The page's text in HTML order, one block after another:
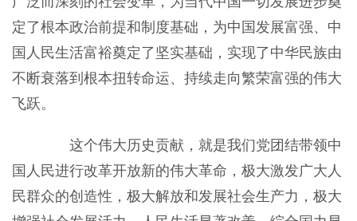
定了根本政治前提和制度基础，为中国发展富强、中
国人民生活富裕奠定了坚实基础，实现了中华民族由
不断衰落到根本扭转命运、持续走向繁荣富强的伟大
飞跃。
这个伟大历史贡献，就是我们党团结带领中
国人民进行改革开放新的伟大革命，极大激发广大人
民群众的创造性，极大解放和发展社会生产力，极大